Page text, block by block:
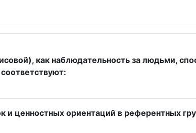
как наблюдательность за людьми,
и ценностных ориентаций в референтных